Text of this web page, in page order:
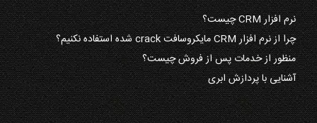
نرم افزار CRM چیست؟
چرا از نرم افزار CRM مایکروسافت crack شده استفاده نکنیم؟
منظور از خدمات پس از فروش چیست؟
آشنایی با پردازش ابری